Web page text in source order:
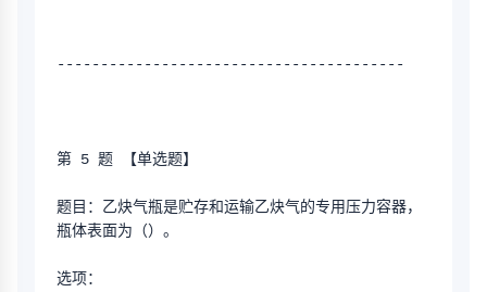
----------------------------------------
第 5 题 【单选题】
题目：乙炔气瓶是贮存和运输乙炔气的专用压力容器，
瓶体表面为（）。
选项：